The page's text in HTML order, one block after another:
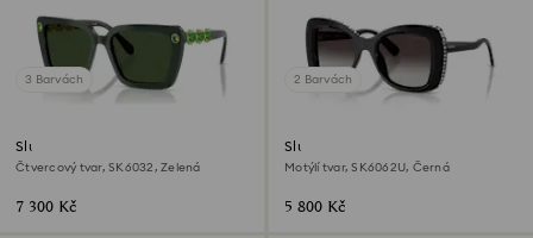
3 Barvách
Sluneční brýle
Čtvercový tvar, SK6032, Zelená
7 300 Kč
2 Barvách
Sluneční brýle
Motýlí tvar, SK6062U, Černá
5 800 Kč